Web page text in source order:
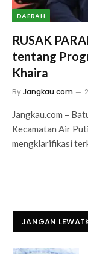
DAERAH
RUSAK
tentang
Khaira
ByJangkau.com
Jangkau.com –
Kecamatan Air
mengklarifikasi
JANGAN